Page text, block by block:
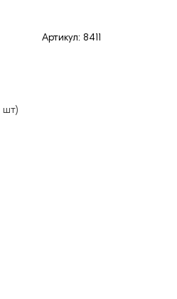
Артикул: 8411
шт)